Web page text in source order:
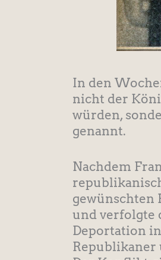
In den
nicht der
würden,
genannt.
Nachdem
gewünschten
und verfolgte
Deportation
Republikaner